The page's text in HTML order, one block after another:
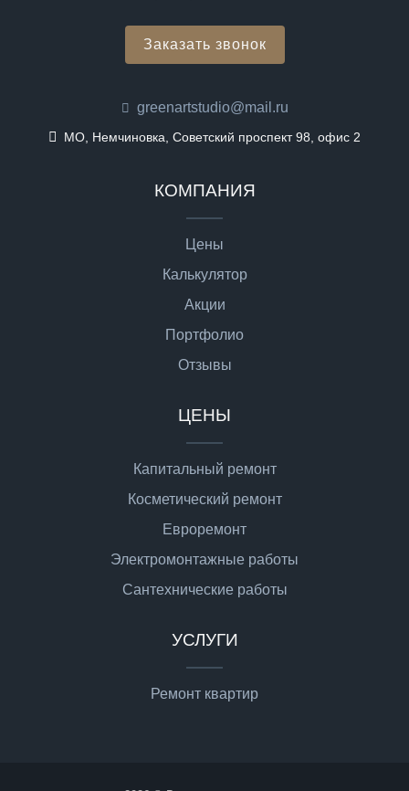
Заказать звонок
greenartstudio@mail.ru
МО, Немчиновка, Советский проспект 98, офис 2
КОМПАНИЯ
Цены
Калькулятор
Акции
Портфолио
Отзывы
ЦЕНЫ
Капитальный ремонт
Косметический ремонт
Евроремонт
Электромонтажные работы
Сантехнические работы
УСЛУГИ
Ремонт квартир